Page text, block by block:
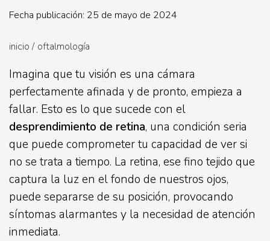
Fecha publicación: 25 de mayo de 2024
inicio / oftalmología
Imagina que tu visión es una cámara
perfectamente afinada y de pronto, empieza a
fallar. Esto es lo que sucede con el
desprendimiento de retina, una condición seria
que puede comprometer tu capacidad de ver si
no se trata a tiempo. La retina, ese fino tejido que
captura la luz en el fondo de nuestros ojos,
puede separarse de su posición, provocando
síntomas alarmantes y la necesidad de atención
inmediata.